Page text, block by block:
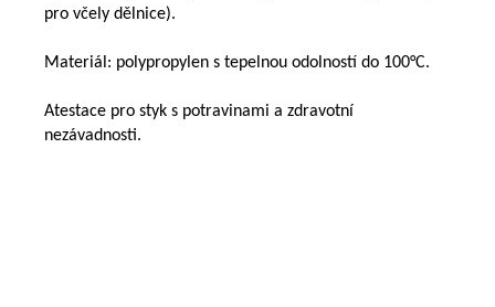
pro včely dělnice).
Materiál: polypropylen s tepelnou odolností do 100°C.
Atestace pro styk s potravinami a zdravotní
nezávadnosti.